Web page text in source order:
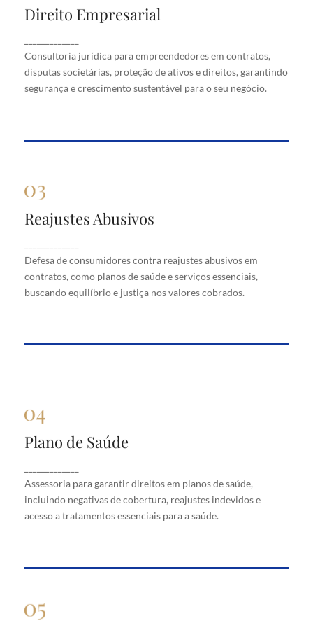
Direito Empresarial
Consultoria jurídica para empreendedores em contratos,
disputas societárias, proteção de ativos e direitos, garantindo
segurança e crescimento sustentável para o seu negócio.
Direito Empresarial
contratos, disputas societárias, proteção de ativos
e direitos, garantindo segurança e crescimento
sustentável para o seu negócio.
Reajustes Abusivos
Defesa de consumidores contra reajustes abusivos em
contratos, como planos de saúde e serviços essenciais,
buscando equilíbrio e justiça nos valores cobrados.
Reajustes Abusivos
em contratos, como planos de saúde e serviços
essenciais, buscando equilíbrio e justiça nos valores
cobrados.
Plano de Saúde
Assessoria para garantir direitos em planos de saúde,
incluindo negativas de cobertura, reajustes indevidos e
acesso a tratamentos essenciais para a saúde.
Plano de Saúde
saúde, incluindo negativas de cobertura, reajustes
indevidos e acesso a tratamentos essenciais para a
saúde.